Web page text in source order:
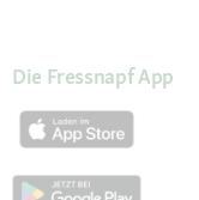
Die Fressnapf App